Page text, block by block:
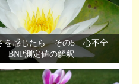
を感じたら その5 心不全
BNP測定値の解釈